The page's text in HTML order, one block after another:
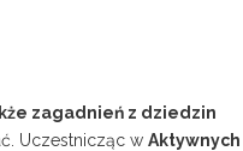
zagadnień z dziedzin
Uczestnicząc w Aktywnych